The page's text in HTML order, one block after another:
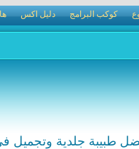
كوكب البرامج دليل اكس
طبيبة جلدية وتجميل